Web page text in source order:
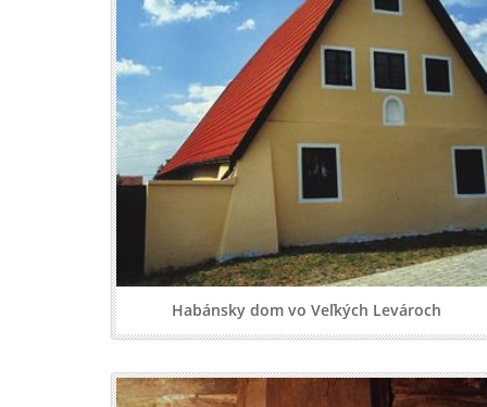
Habánsky dom vo Veľkých Levároch